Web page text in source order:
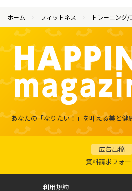
ホーム フィットネス トレーニング/
あなたの「なりたい！」を叶える美と健
広告出稿
資料請求フォ
利用規約